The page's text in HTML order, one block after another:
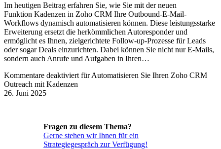
Im heutigen Beitrag erfahren Sie, wie Sie mit der neuen
Funktion Kadenzen in Zoho CRM Ihre Outbound-E-Mail-
Workflows dynamisch automatisieren können. Diese leistungsstarke
Erweiterung ersetzt die herkömmlichen Autoresponder und
ermöglicht es Ihnen, zielgerichtete Follow-up-Prozesse für Leads
oder sogar Deals einzurichten. Dabei können Sie nicht nur E-Mails,
sondern auch Anrufe und Aufgaben in Ihren…
Kommentare deaktiviert für Automatisieren Sie Ihren Zoho CRM
Outreach mit Kadenzen
26. Juni 2025
Fragen zu diesem Thema?
Gerne stehen wir Ihnen für ein
Strategiegespräch zur Verfügung!